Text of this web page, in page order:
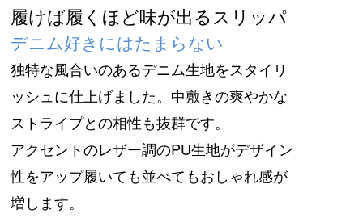
履けば履くほど味が出るスリッパ
デニム好きにはたまらない
独特な風合いのあるデニム生地をスタイリ
ッシュに仕上げました。中敷きの爽やかな
ストライプとの相性も抜群です。
アクセントのレザー調のPU生地がデザイン
性をアップ履いても並べてもおしゃれ感が
増します。